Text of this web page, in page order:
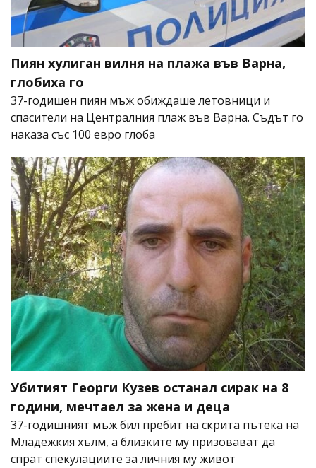
Пиян хулиган вилня на плажа във Варна,
глобиха го
37-годишен пиян мъж обиждаше летовници и
спасители на Централния плаж във Варна. Съдът го
наказа със 100 евро глоба
Убитият Георги Кузев останал сирак на 8
години, мечтаел за жена и деца
37-годишният мъж бил пребит на скрита пътека на
Младежкия хълм, а близките му призовават да
спрат спекулациите за личния му живот